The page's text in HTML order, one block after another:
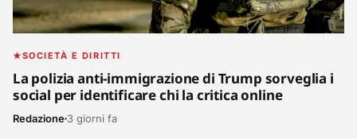
SOCIETÀ E DIRITTI
La polizia anti-immigrazione di Trump sorveglia i
social per identificare chi la critica online
Redazione 3 giorni fa